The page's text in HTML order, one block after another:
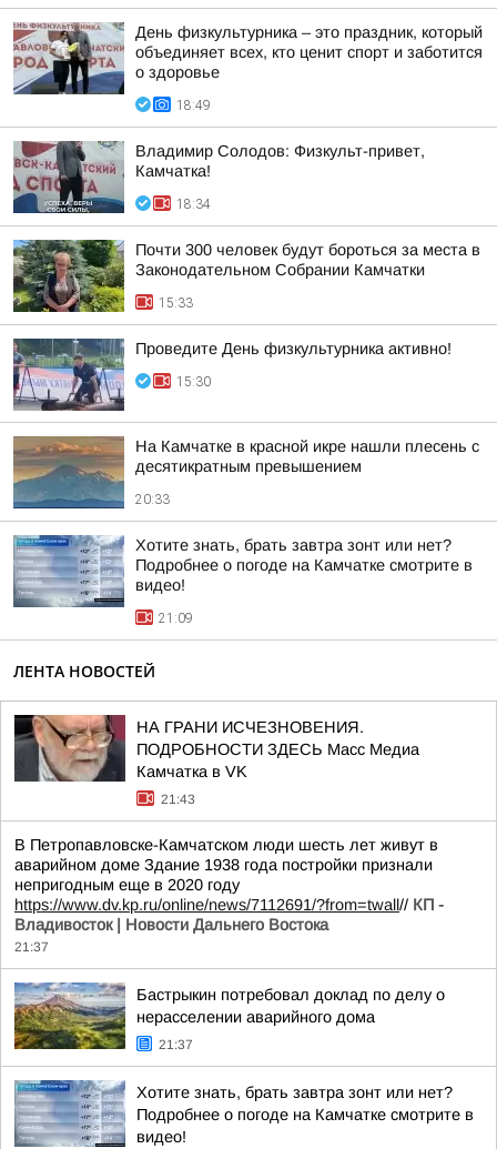
День физкультурника – это праздник, который
объединяет всех, кто ценит спорт и заботится
о здоровье
18:49
Владимир Солодов: Физкульт-привет,
Камчатка!
18:34
Почти 300 человек будут бороться за места в
Законодательном Собрании Камчатки
15:33
Проведите День физкультурника активно!
15:30
На Камчатке в красной икре нашли плесень с
десятикратным превышением
20:33
Хотите знать, брать завтра зонт или нет?
Подробнее о погоде на Камчатке смотрите в
видео!
21:09
ЛЕНТА НОВОСТЕЙ
НА ГРАНИ ИСЧЕЗНОВЕНИЯ.
ПОДРОБНОСТИ ЗДЕСЬ Масс Медиа
Камчатка в VK
21:43
В Петропавловске-Камчатском люди шесть лет живут в
аварийном доме Здание 1938 года постройки признали
непригодным еще в 2020 году
https://www.dv.kp.ru/online/news/7112691/?from=twall// КП -
Владивосток | Новости Дальнего Востока
21:37
Бастрыкин потребовал доклад по делу о
нерасселении аварийного дома
21:37
Хотите знать, брать завтра зонт или нет?
Подробнее о погоде на Камчатке смотрите в
видео!